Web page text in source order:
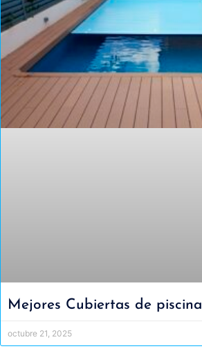
Mejores Cubiertas de piscina
octubre 21, 2025